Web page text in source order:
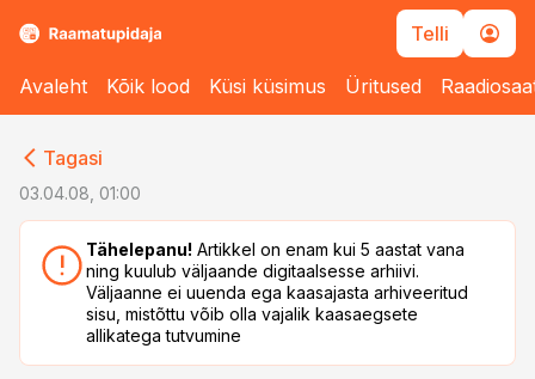
Telli
Avaleht Kõik lood Küsi küsimus Üritused
Tagasi
03.04.08, 01:00
Tähelepanu! Artikkel on enam kui 5 aastat vana
ning kuulub väljaande digitaalsesse arhiivi.
Väljaanne ei uuenda ega kaasajasta arhiveeritud
sisu, mistõttu võib olla vajalik kaasaegsete
allikatega tutvumine